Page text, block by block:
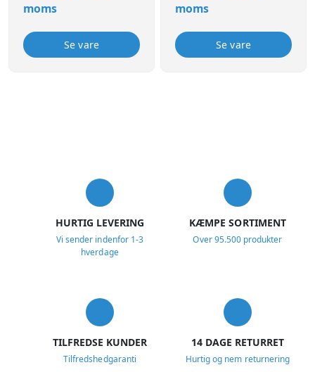
moms
Se vare
moms
Se vare
HURTIG LEVERING
Vi sender indenfor 1-3
hverdage
KÆMPE SORTIMENT
Over 95.500 produkter
TILFREDSE KUNDER
Tilfredshedgaranti
14 DAGE RETURRET
Hurtig og nem returnering